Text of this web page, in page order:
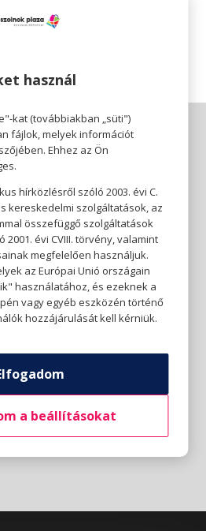
áron.
használ
kat (továbbiakban „süti")
fájlok, melyek információt
Ehhez az Ön
hírközlésről szóló 2003. évi C.
kereskedelmi szolgáltatások, az
összefüggő szolgáltatások
évi CVIII. törvény, valamint
megfelelően használjuk.
az Európai Unió országain
használatához, és ezeknek a
vagy egyéb eszközén történő
hozzájárulását kell kérniük.
a beállításokat